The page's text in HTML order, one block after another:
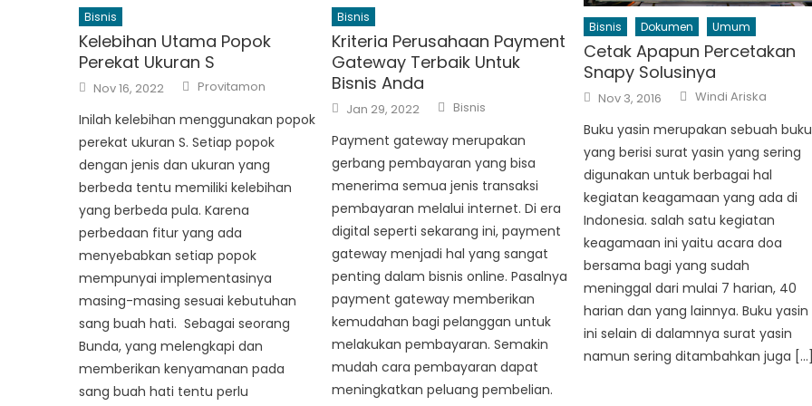
Bisnis
Kelebihan Utama Popok
Perekat Ukuran S
Posted
on
Nov 16, 2022 Author
Provitamon
Inilah kelebihan menggunakan popok
perekat ukuran S. Setiap popok
dengan jenis dan ukuran yang
berbeda tentu memiliki kelebihan
yang berbeda pula. Karena
perbedaan fitur yang ada
menyebabkan setiap popok
mempunyai implementasinya
masing-masing sesuai kebutuhan
sang buah hati. Sebagai seorang
Bunda, yang melengkapi dan
memberikan kenyamanan pada
sang buah hati tentu perlu
Bisnis
Kriteria Perusahaan Payment
Gateway Terbaik Untuk
Bisnis Anda
Posted
on
Jan 29, 2022 Author
Bisnis
Payment gateway merupakan
gerbang pembayaran yang bisa
menerima semua jenis transaksi
pembayaran melalui internet. Di era
digital seperti sekarang ini, payment
gateway menjadi hal yang sangat
penting dalam bisnis online. Pasalnya
payment gateway memberikan
kemudahan bagi pelanggan untuk
melakukan pembayaran. Semakin
mudah cara pembayaran dapat
meningkatkan peluang pembelian.
Bisnis Dokumen Umum
Cetak Apapun Percetakan
Snapy Solusinya
Posted
on
Nov 3, 2016 Author
Windi Ariska
Buku yasin merupakan sebuah buku
yang berisi surat yasin yang sering
digunakan untuk berbagai hal
kegiatan keagamaan yang ada di
Indonesia. salah satu kegiatan
keagamaan ini yaitu acara doa
bersama bagi yang sudah
meninggal dari mulai 7 harian, 40
harian dan yang lainnya. Buku yasin
ini selain di dalamnya surat yasin
namun sering ditambahkan juga